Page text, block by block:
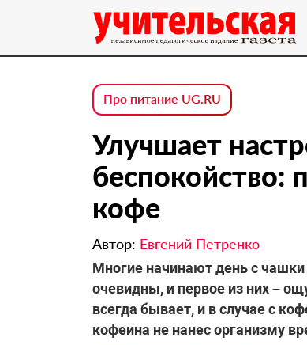
Про питание UG.RU
Улучшает
беспокойство:
кофе
Автор: Евгений Петренко
Многие начинают день с
очевидны, и первое из них –
всегда бывает, и в случае с
кофеина не нанес организму